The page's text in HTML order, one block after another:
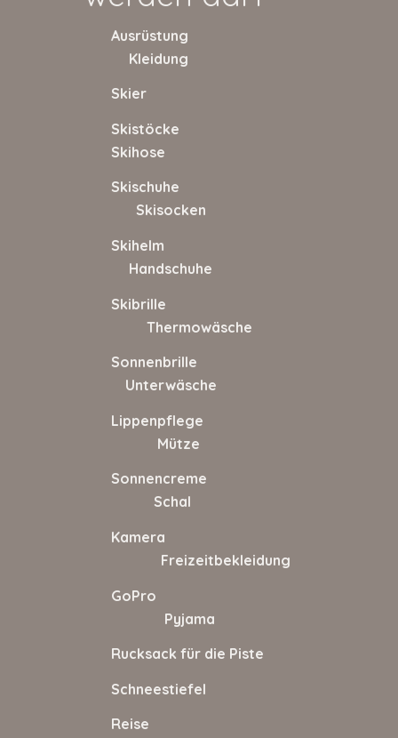
Ausrüstung
Kleidung
Skier
Skistöcke
Skihose
Skischuhe
Skisocken
Skihelm
Handschuhe
Skibrille
Thermowäsche
Sonnenbrille
Unterwäsche
Lippenpflege
Mütze
Sonnencreme
Schal
Kamera
Freizeitbekleidung
GoPro
Pyjama
Rucksack für die Piste
Schneestiefel
Reise